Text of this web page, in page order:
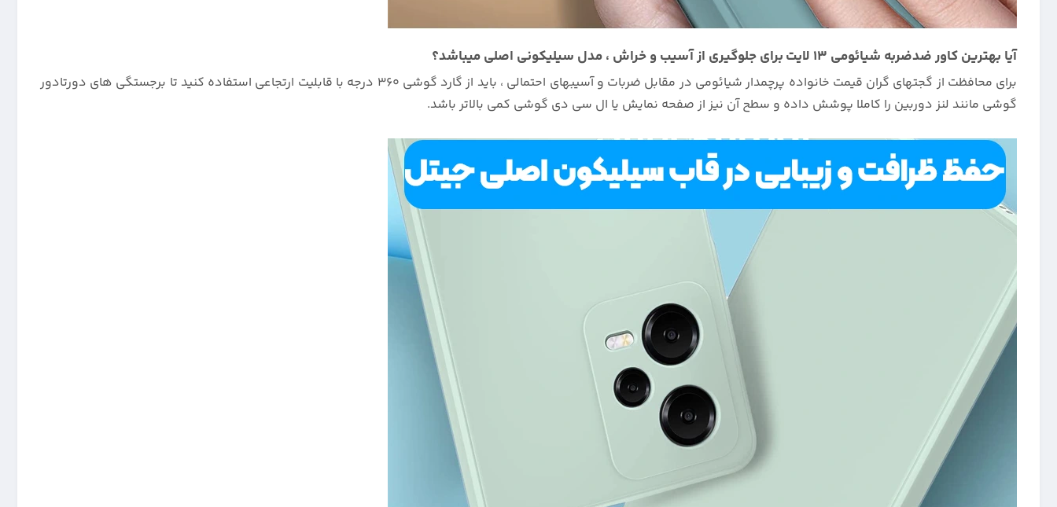
آیا بهترین کاور ضدضربه شیائومی 13 لایت برای جلوگیری از آسیب و خراش ، مدل سیلیکونی اصلی میباشد؟
برای محافظت از گجتهای گران قیمت خانواده پرچمدار شیائومی در مقابل ضربات و آسیبهای احتمالی ، باید از گارد گوشی
360 درجه با قابلیت ارتجاعی استفاده کنید تا برجستگی های دورتادور
گوشی مانند لنز دوربین را کاملا پوشش داده و سطح آن نیز از صفحه نمایش یا ال سی دی گوشی کمی بالاتر باشد.